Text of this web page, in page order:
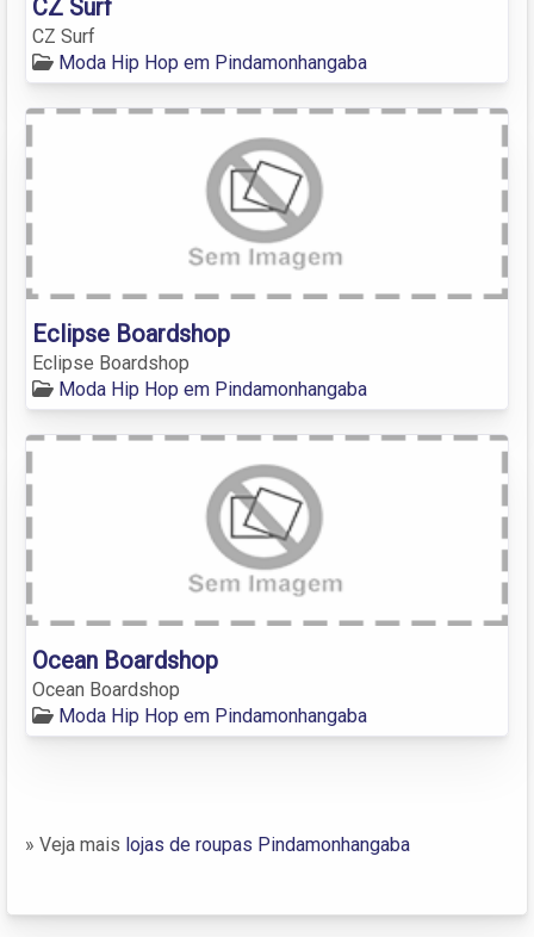
CZ Surf
CZ Surf
Moda Hip Hop em Pindamonhangaba
Eclipse Boardshop
Eclipse Boardshop
Moda Hip Hop em Pindamonhangaba
Ocean Boardshop
Ocean Boardshop
Moda Hip Hop em Pindamonhangaba
» Veja mais lojas de roupas Pindamonhangaba